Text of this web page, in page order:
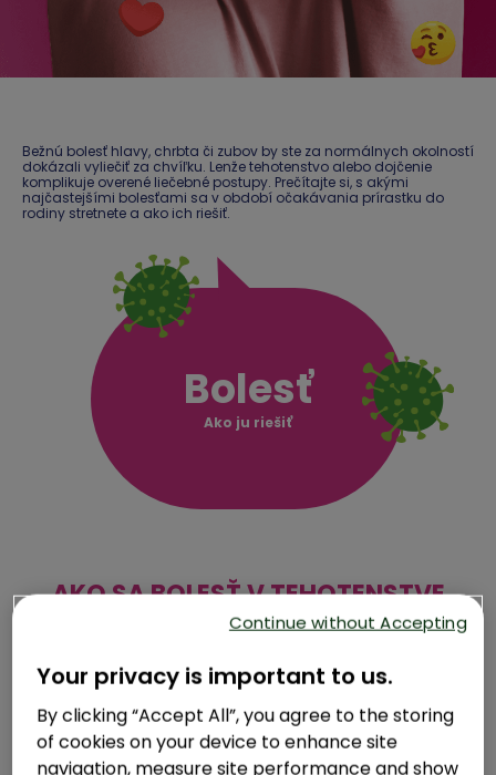
Bežnú bolesť hlavy, chrbta či zubov by ste za normálnych okolností
dokázali vyliečiť za chvíľku. Lenže tehotenstvo alebo dojčenie
komplikuje overené liečebné postupy. Prečítajte si, s akými
najčastejšími bolesťami sa v období očakávania prírastku do
rodiny stretnete a ako ich riešiť.
Bolesť
Ako ju riešiť
AKO SA BOLESŤ V TEHOTENSTVE
PREMIEŇA
Ako nastávajúca mamička najskôr zažívate celý rad nových
vnemov, ktoré prichádzajú s premieňajúcim sa telom. Nepohodlie
spojené s iným stavom sa strieda podľa fáz tehotenstva a
dojčenia.
Your privacy is important to us.
By clicking “Accept All”, you agree to the storing
of cookies on your device to enhance site
navigation, measure site performance and show
Continue without Accepting